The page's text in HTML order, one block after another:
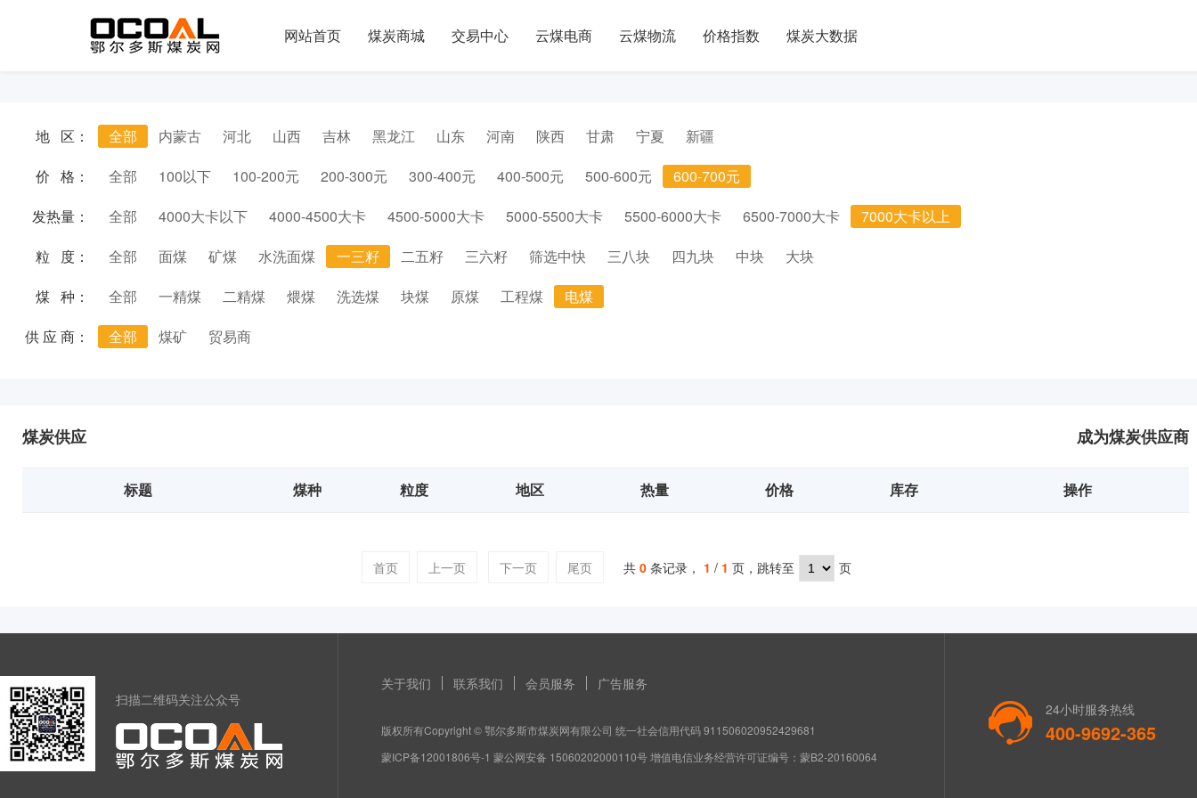
网站首页 煤炭商城 交易中心 云煤电商 云煤物流 价格指数 煤炭大数据
地 区： 全部 内蒙古 河北 山西 吉林 黑龙江 山东 河南 陕西 甘肃 宁夏
新疆
价 格：
全部 100以下 100-200元 200-300元 300-400元 400-500元 500-600元
600-700元
发热量：
全部 4000大卡以下 4000-4500大卡 4500-5000大卡 5000-5500大卡 5500-6000大卡 6500-7000大卡
7000大卡以上
粒 度：
全部 面煤 矿煤 水洗面煤 一三籽 二五籽 三六籽 筛选中快 三八块 四九块 中块
大块
煤 种：
全部 一精煤 二精煤 煨煤 洗选煤 块煤 原煤 工程煤
电煤
供 应 商：
全部 煤矿 贸易商
成为煤炭供应商
煤炭供应
标题 煤种 粒度 地区 热量 价格 库存 操作
首页 上一页 下一页 尾页 共 0 条记录， 1 / 1 页，跳转至 页
扫描二维码关注公众号
关于我们 联系我们 会员服务 广告服务
版权所有Copyright © 鄂尔多斯市煤炭网有限公司 统一社会信用代码 911506020952429681
蒙ICP备12001806号-1 蒙公网安备 15060202000110号 增值电信业务经营许可证编号：蒙B2-20160064
24小时服务热线
400-9692-365